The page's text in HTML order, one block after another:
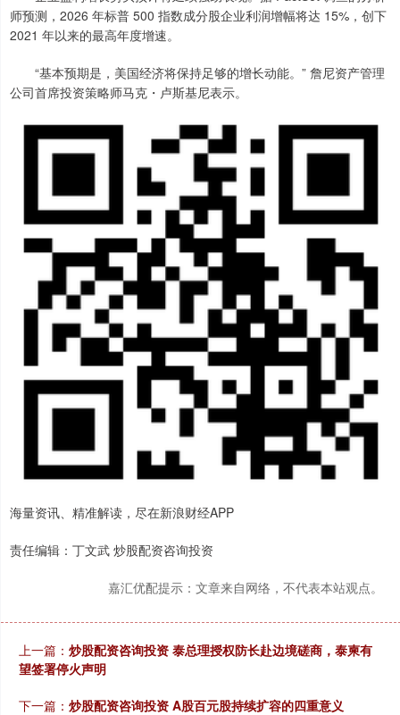
师预测，2026 年标普 500 指数成分股企业利润增幅将达 15%，创下
2021 年以来的最高年度增速。
“基本预期是，美国经济将保持足够的增长动能。” 詹尼资产管理
公司首席投资策略师马克・卢斯基尼表示。
海量资讯、精准解读，尽在新浪财经APP
责任编辑：丁文武 炒股配资咨询投资
嘉汇优配提示：文章来自网络，不代表本站观点。
上一篇： 炒股配资咨询投资 泰总理授权防长赴边境磋商，泰柬有
望签署停火声明
下一篇： 炒股配资咨询投资 A股百元股持续扩容的四重意义